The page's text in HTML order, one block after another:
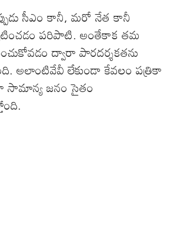
సీఎం కానీ, మరో నేత కానీ
పరిపాటి. అంతేకాక తమ
ద్వారా పారదర్శకతను
అలాంటివేవీ లేకుండా కేవలం పత్రికా
సామాన్య జనం సైతం